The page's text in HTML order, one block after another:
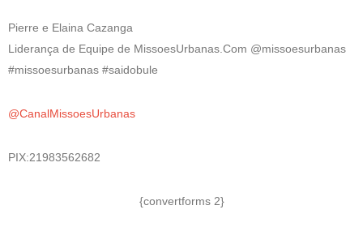
Pierre e Elaina Cazanga
Liderança de Equipe de MissoesUrbanas.Com @missoesurbanas
#missoesurbanas #saidobule
@CanalMissoesUrbanas
PIX:21983562682
{convertforms 2}